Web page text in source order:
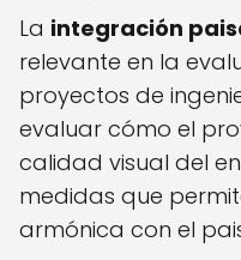
La integración
relevante en la
proyectos de
evaluar cómo el
calidad visual del
medidas que
armónica con el